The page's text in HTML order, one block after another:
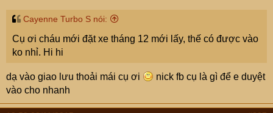
Cayenne Turbo S nói:
Cụ ơi cháu mới đặt xe tháng 12 mới lấy, thế có được vào
ko nhỉ. Hi hi
dạ vào giao lưu thoải mái cụ ơi
nick fb cụ là gì để e duyệt
vào cho nhanh